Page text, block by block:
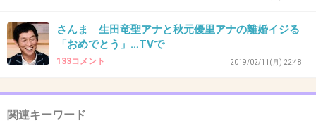
39. 匿名2019/11/06(水) 17:46:46
男からいかにもモテそうな顔立ち
ロさ(隙)もある
さんま 生田竜聖アナと秋元優里アナの離婚イジる
「おめでとう」…TVで
133コメント 2019/02/11(月) 22:48
関連キーワード